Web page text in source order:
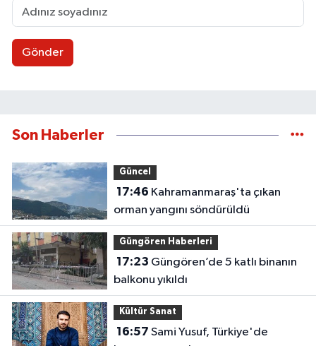
Gönder
Son Haberler
Güncel
17:46
orman yangını söndürüldü
Güngören Haberleri
17:23
balkonu yıkıldı
Kültür Sanat
16:57